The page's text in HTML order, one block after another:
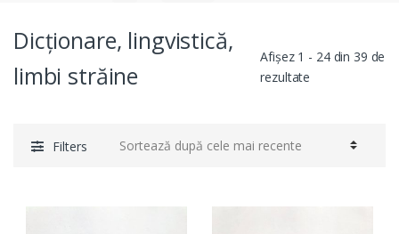
Dicționare, lingvistică,
limbi străine
Afișez 1 - 24 din 39 de
rezultate
Filters